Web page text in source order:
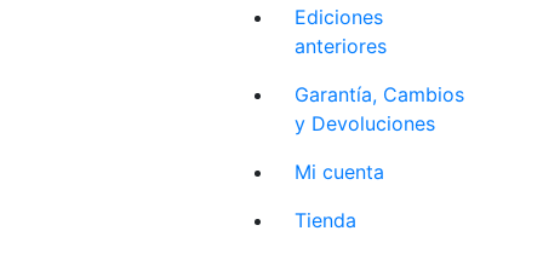
Ediciones
anteriores
Garantía, Cambios
y Devoluciones
Mi cuenta
Tienda